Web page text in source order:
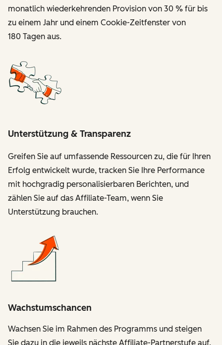
monatlich wiederkehrenden Provision von 30 % für bis
zu einem Jahr und einem Cookie-Zeitfenster von
180 Tagen aus.
Unterstützung & Transparenz
Greifen Sie auf umfassende Ressourcen zu, die für Ihren
Erfolg entwickelt wurde, tracken Sie Ihre Performance
mit hochgradig personalisierbaren Berichten, und
zählen Sie auf das Affiliate-Team, wenn Sie
Unterstützung brauchen.
Wachstumschancen
Wachsen Sie im Rahmen des Programms und steigen
Sie dazu in die jeweils nächste Affiliate-Partnerstufe auf.